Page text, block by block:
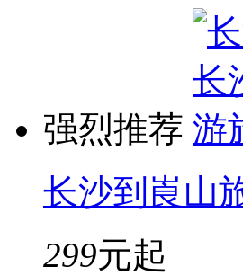
强烈推荐
长沙到崀山
299元起